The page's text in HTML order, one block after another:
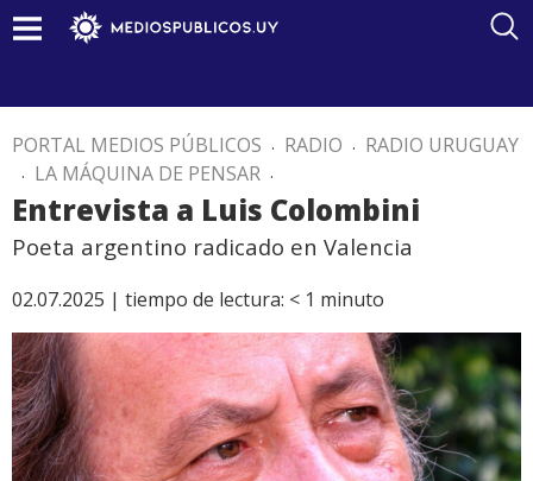
PORTAL MEDIOS PÚBLICOS . RADIO . RADIO URUGUAY
. LA MÁQUINA DE PENSAR .
Entrevista a Luis Colombini
Poeta argentino radicado en Valencia
02.07.2025 | tiempo de lectura: < 1 minuto